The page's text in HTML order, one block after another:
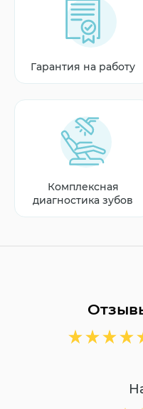
Гарантия на работу
Комплексная
диагностика зубов